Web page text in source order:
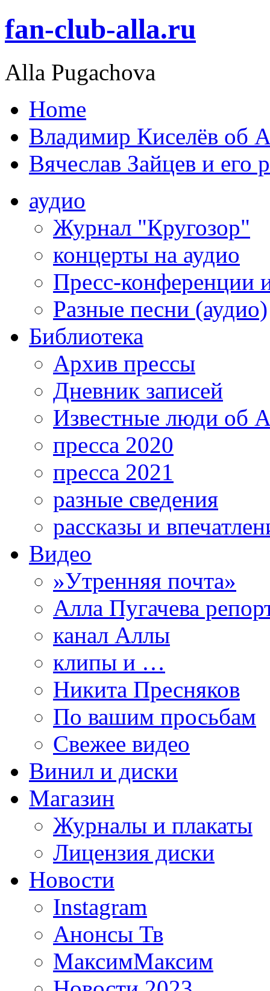
fan-club-alla.ru
Alla Pugachova
Home
Владимир Киселёв об
Вячеслав Зайцев и его
аудио
Журнал "Кругозор"
концерты на аудио
Пресс-конференции
Разные песни (аудио)
Библиотека
Архив прессы
Дневник записей
Известные люди об
пресса 2020
пресса 2021
разные сведения
рассказы и
Видео
»Утренняя почта»
Алла Пугачева
канал Аллы
клипы и …
Никита Пресняков
По вашим просьбам
Свежее видео
Винил и диски
Магазин
Журналы и плакаты
Лицензия диски
Новости
Instagram
Анонсы Тв
МаксимМаксим